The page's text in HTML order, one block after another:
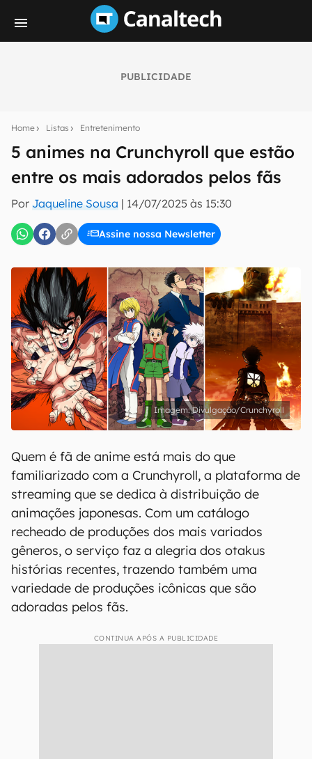
PUBLICIDADE
Home Listas Entretenimento
5 animes na Crunchyroll que estão
entre os mais adorados pelos fãs
Por Jaqueline Sousa | 14/07/2025 às 15:30
Assine nossa Newsletter
notícias e reviews sobre tecnologia em primeira
mão.
E-mail
inscreva-se
Confirmo que li, aceito e concordo com os
Termos de
Uso e Política de Privacidade do Canaltech.
Divulgação/Crunchyroll
Quem é fã de anime está mais do que
familiarizado com a Crunchyroll, a plataforma de
streaming que se dedica à distribuição de
animações japonesas. Com um catálogo
recheado de produções dos mais variados
gêneros, o serviço faz a alegria dos otakus
histórias recentes, trazendo também uma
variedade de produções icônicas que são
adoradas pelos fãs.
CONTINUA APÓS A PUBLICIDADE